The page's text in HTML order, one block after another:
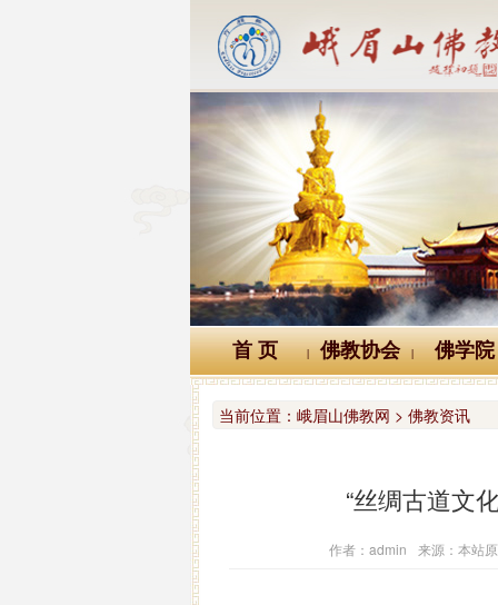
首 页 | 佛教协会 | 佛学院
当前位置： 峨眉山佛教网 > 佛教资讯
“丝绸古道文
作者：admin 来源：本站